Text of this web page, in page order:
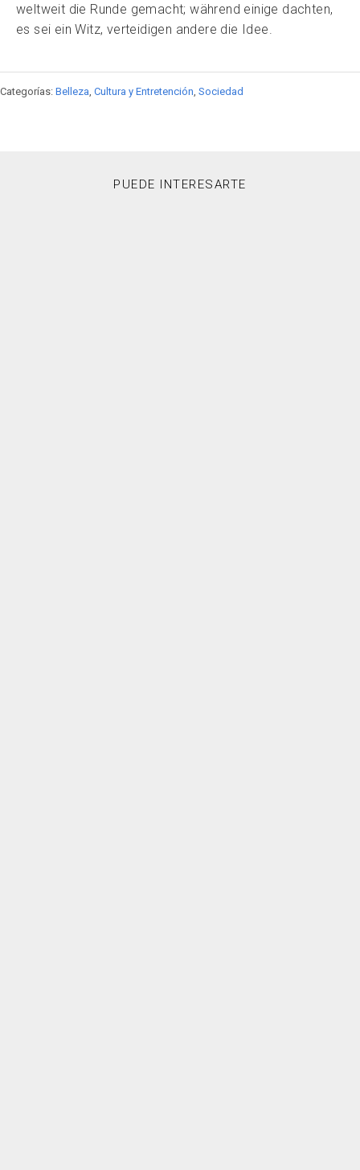
weltweit die Runde gemacht; während einige dachten,
es sei ein Witz, verteidigen andere die Idee.
Categorías: Belleza Cultura y Entretención Sociedad
PUEDE INTERESARTE